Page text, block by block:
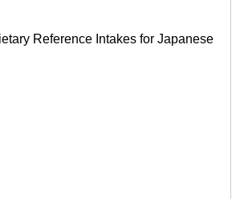
Reference Intakes for Japanese